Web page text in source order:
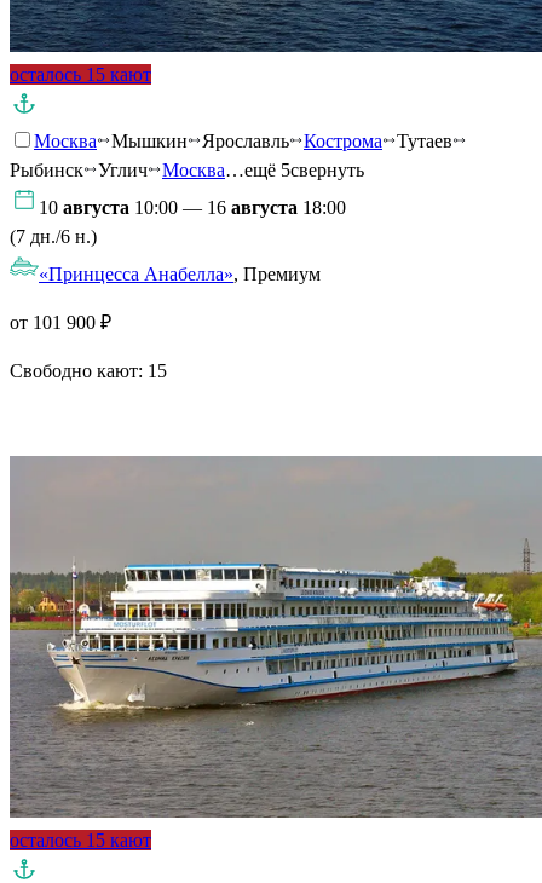
осталось 15 кают
Москва Мышкин Ярославль Кострома
Тутаев
Рыбинск
Углич Москва…ещё 5свернуть
10 августа 10:00 — 16 августа 18:00
(7 дн./6 н.)
«Принцесса Анабелла», Премиум
от 101 900 ₽
Свободно кают: 15
осталось 15 кают